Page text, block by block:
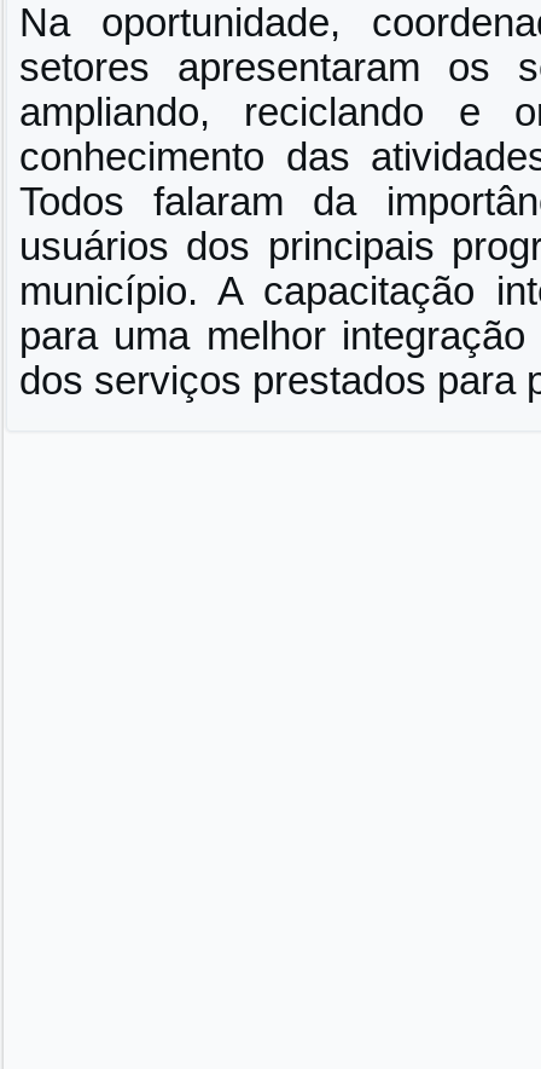
Na oportunidade,
setores apresentaram os
ampliando, reciclando e
conhecimento das
Todos falaram da
usuários dos principais
município. A capacitação
para uma melhor
dos serviços prestados para